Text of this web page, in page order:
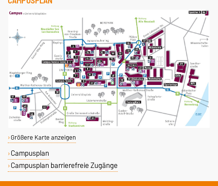
Größere Karte anzeigen
Campusplan
Campusplan barrierefreie Zugänge